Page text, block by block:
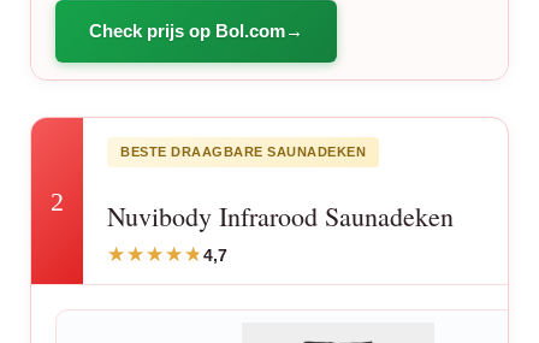
Check prijs op Bol.com
2
BESTE DRAAGBARE SAUNADEKEN
Nuvibody Infrarood Saunadeken
4,7